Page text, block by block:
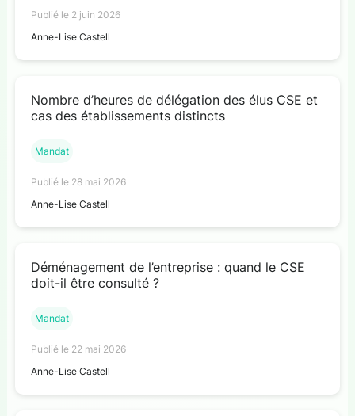
Publié le 2 juin 2026
Anne-Lise Castell
Nombre d’heures de délégation des élus CSE et
cas des établissements distincts
Mandat
Publié le 28 mai 2026
Anne-Lise Castell
Déménagement de l’entreprise : quand le CSE
doit-il être consulté ?
Mandat
Publié le 22 mai 2026
Anne-Lise Castell